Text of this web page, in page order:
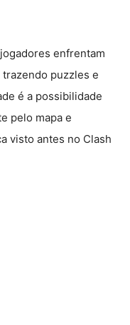
enfrentam
trazendo puzzles e
é a possibilidade
pelo mapa e
visto antes no Clash